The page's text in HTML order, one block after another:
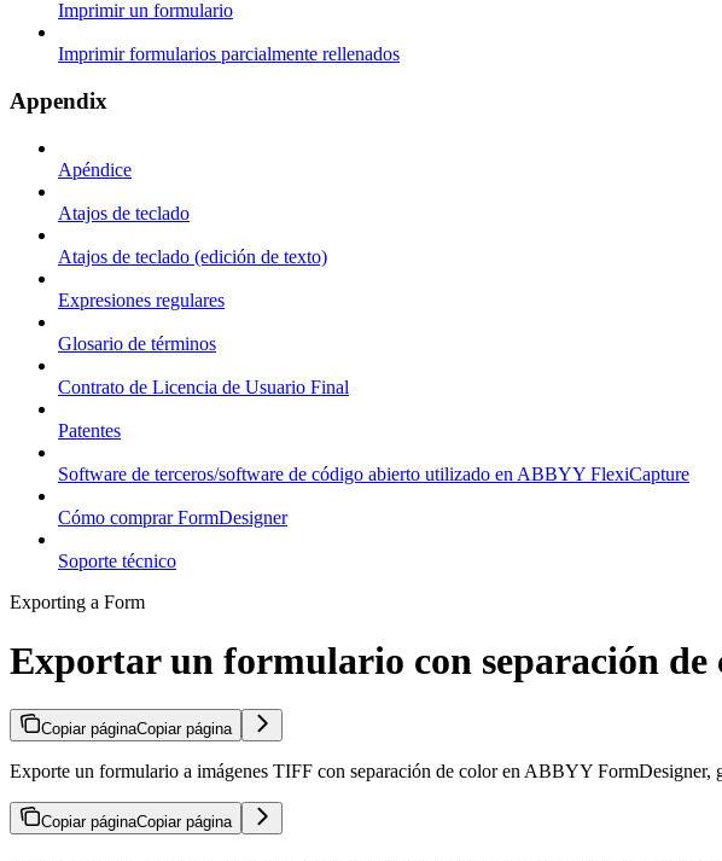
Imprimir un formulario
Imprimir formularios parcialmente rellenados
Appendix
Apéndice
Atajos de teclado
Atajos de teclado (edición de texto)
Expresiones regulares
Glosario de términos
Contrato de Licencia de Usuario Final
Patentes
Software de terceros/software de código abierto utilizado en ABBYY FlexiCapture
Cómo comprar FormDesigner
Soporte técnico
Exporting a Form
Exportar un formulario con separación de
Copiar páginaCopiar página
Exporte un formulario a imágenes TIFF con separación de color en ABBYY FormDesigner,
Copiar páginaCopiar página